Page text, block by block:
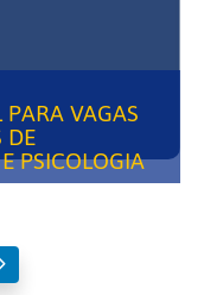
VAGAS
PSICOLOGIA